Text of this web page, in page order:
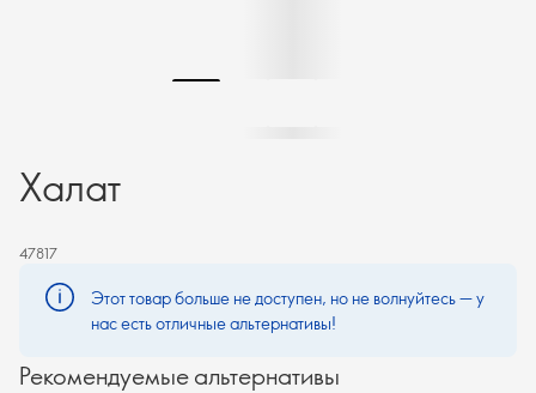
Халат
47817
Этот товар больше не доступен, но не волнуйтесь — у
нас есть отличные альтернативы!
Рекомендуемые альтернативы